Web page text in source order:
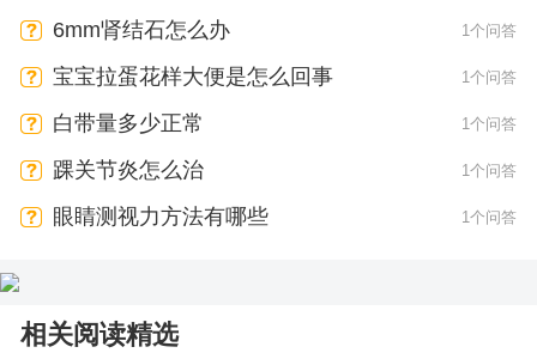
6mm肾结石怎么办 1个问答
宝宝拉蛋花样大便是怎么回事 1个问答
白带量多少正常 1个问答
踝关节炎怎么治 1个问答
眼睛测视力方法有哪些 1个问答
相关阅读精选